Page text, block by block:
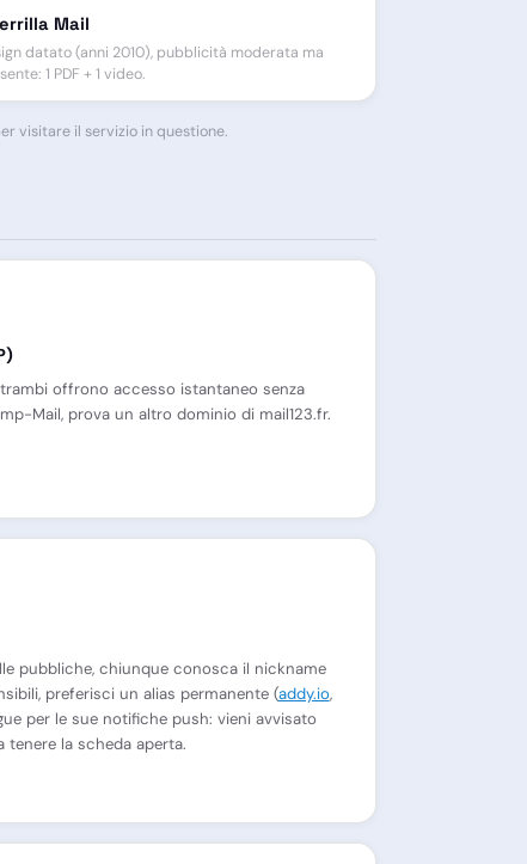
Mail
datato (anni 2010), pubblicità moderata ma
1 PDF + 1 video.
visitare il servizio in questione.
offrono accesso istantaneo senza
Mail, prova un altro dominio di mail123.fr.
pubbliche, chiunque conosca il nickname
preferisci un alias permanente (addy.io,
per le sue notifiche push: vieni avvisato
tenere la scheda aperta.